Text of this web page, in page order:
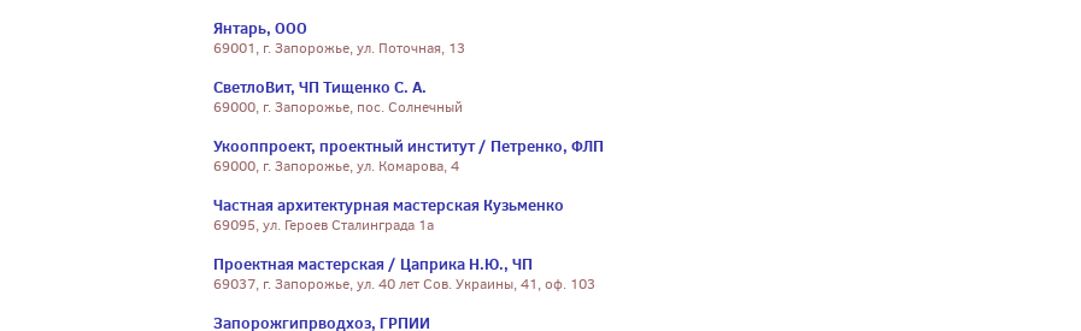
Янтарь, ООО
69001, г. Запорожье, ул. Поточная, 13
СветлоВит, ЧП Тищенко С. А.
69000, г. Запорожье, пос. Солнечный
Укооппроект, проектный институт / Петренко, ФЛП
69000, г. Запорожье, ул. Комарова, 4
Частная архитектурная мастерская Кузьменко
69095, ул. Героев Сталинграда 1а
Проектная мастерская / Цаприка Н.Ю., ЧП
69037, г. Запорожье, ул. 40 лет Сов. Украины, 41, оф. 103
Запорожгипрводхоз, ГРПИИ